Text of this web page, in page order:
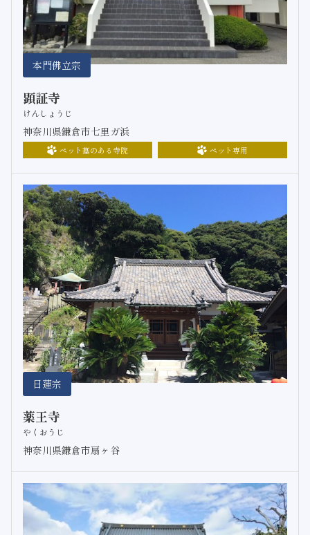
本門佛立宗
顕証寺
けんしょうじ
神奈川県鎌倉市七里ガ浜
ペット墓のある寺院 ペット専用
日蓮宗
薬王寺
やくおうじ
神奈川県鎌倉市扇ヶ谷